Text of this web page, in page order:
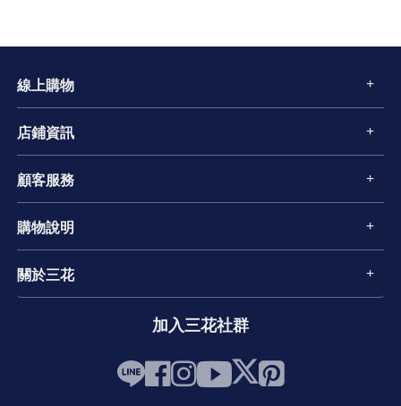
線上購物
店鋪資訊
顧客服務
購物說明
關於三花
加入三花社群